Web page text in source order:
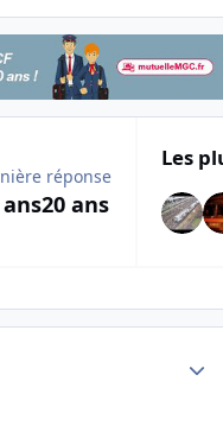
réponse
20 ans
Les
topic overview